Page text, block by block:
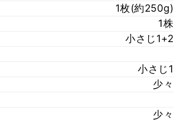
1枚(約250g)
1株
小さじ1+2
小さじ1
少々
少々